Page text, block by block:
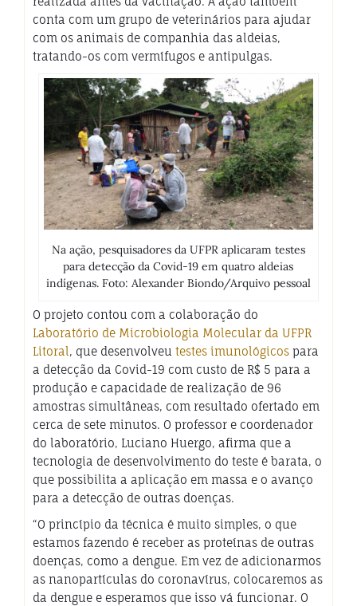
conta com um grupo de veterinários para ajudar
com os animais de companhia das aldeias,
tratando-os com vermífugos e antipulgas.
Na ação, pesquisadores da UFPR aplicaram testes
para detecção da Covid-19 em quatro aldeias
indígenas. Foto: Alexander Biondo/Arquivo pessoal
O projeto contou com a colaboração do
Laboratório de Microbiologia Molecular da UFPR
Litoral, que desenvolveu testes imunológicos para
a detecção da Covid-19 com custo de R$ 5 para a
produção e capacidade de realização de 96
amostras simultâneas, com resultado ofertado em
cerca de sete minutos. O professor e coordenador
do laboratório, Luciano Huergo, afirma que a
tecnologia de desenvolvimento do teste é barata, o
que possibilita a aplicação em massa e o avanço
para a detecção de outras doenças.
“O princípio da técnica é muito simples, o que
estamos fazendo é receber as proteínas de outras
doenças, como a dengue. Em vez de adicionarmos
as nanopartículas do coronavírus, colocaremos as
da dengue e esperamos que isso vá funcionar. O